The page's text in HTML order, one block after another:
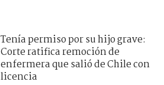
Tenía permiso por su hijo grave:
Corte ratifica remoción de
enfermera que salió de Chile con
licencia